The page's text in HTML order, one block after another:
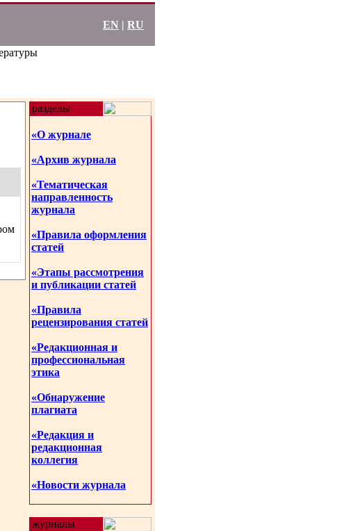
EN | RU
разделы
«О журнале
«Архив журнала
«Тематическая
направленность
журнала
«Правила оформления
статей
«Этапы рассмотрения
и публикации статей
«Правила
рецензирования статей
«Редакционная и
профессиональная
этика
«Обнаружение
плагиата
«Редакция и
редакционная
коллегия
«Новости журнала
журналы